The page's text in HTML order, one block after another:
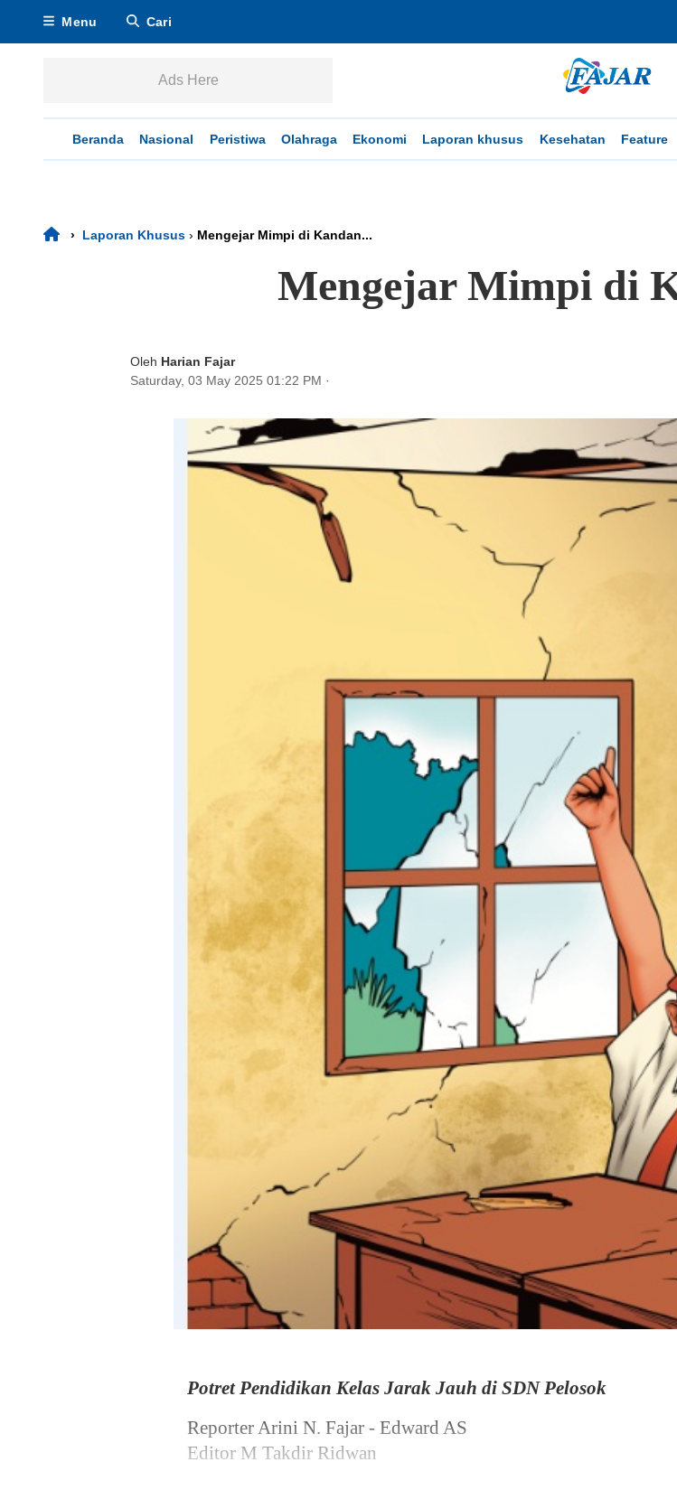
Menu Cari
Ads Here
Beranda Nasional Peristiwa Olahraga Ekonomi Laporan khusus Kesehatan Feature
› Laporan Khusus › Mengejar Mimpi di Kandan...
Mengejar Mimpi di
Oleh Harian Fajar
Saturday, 03 May 2025 01:22 PM ·
Potret Pendidikan Kelas Jarak Jauh di SDN Pelosok
Reporter Arini N. Fajar - Edward AS
Editor M Takdir Ridwan